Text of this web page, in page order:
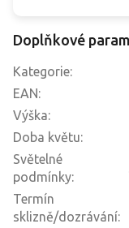
Doplňkové
Kategorie:
EAN:
Výška:
Doba květu:
Světelné
podmínky:
Termín
sklizně/dozrávání: